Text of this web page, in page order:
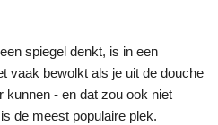
spiegel denkt, is in een
vaak bewolkt als je uit de douche
kunnen - en dat zou ook niet
de meest populaire plek.